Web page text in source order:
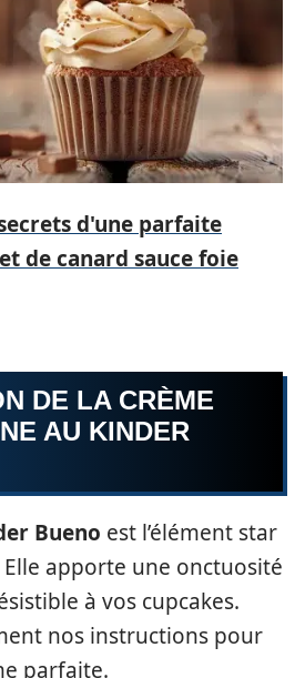
d'une parfaite
de canard sauce foie
DE LA CRÈME
AU KINDER
Bueno est l’élément star
apporte une onctuosité
à vos cupcakes.
nos instructions pour
parfaite.